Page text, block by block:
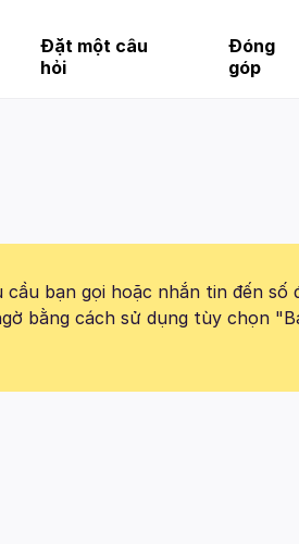
Đặt một câu
hỏi
Đóng
góp
bạn gọi hoặc nhắn tin đến số
bằng cách sử dụng tùy chọn